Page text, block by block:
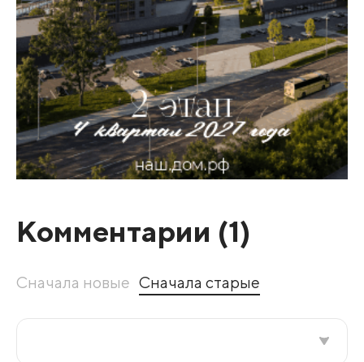
Комментарии (1)
Сначала новые Сначала старые